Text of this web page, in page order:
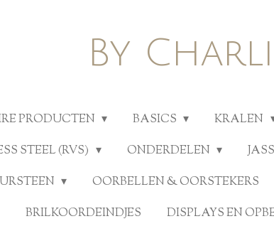
By
PRODUCTEN BASICS KRALEN
STEEL (RVS) ONDERDELEN
OORBELLEN & OORSTEKERS
BRILKOORDEINDJES DISPLAYS EN